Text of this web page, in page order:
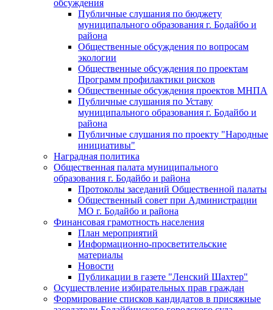
обсуждения
Публичные слушания по бюджету
муниципального образования г. Бодайбо и
района
Общественные обсуждения по вопросам
экологии
Общественные обсуждения по проектам
Программ профилактики рисков
Общественные обсуждения проектов МНПА
Публичные слушания по Уставу
муниципального образования г. Бодайбо и
района
Публичные слушания по проекту "Народные
инициативы"
Наградная политика
Общественная палата муниципального
образования г. Бодайбо и района
Протоколы заседаний Общественной палаты
Общественный совет при Администрации
МО г. Бодайбо и района
Финансовая грамотность населения
План мероприятий
Информационно-просветительские
материалы
Новости
Публикации в газете "Ленский Шахтер"
Осуществление избирательных прав граждан
Формирование списков кандидатов в присяжные